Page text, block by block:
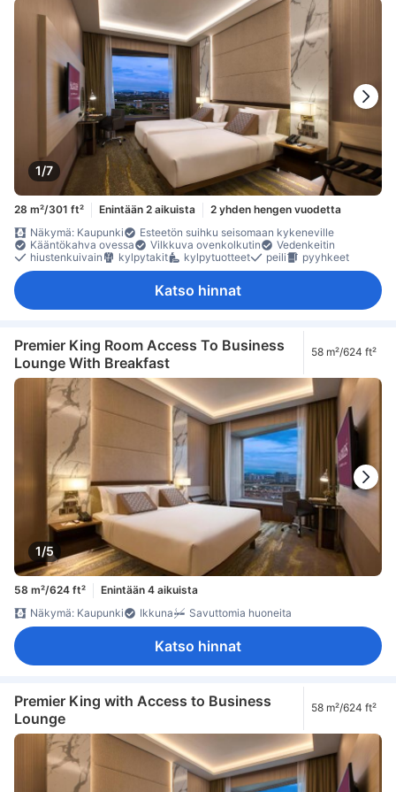
1/7
28 m²/301 ft² Enintään 2 aikuista
2 yhden hengen vuodetta
Näkymä: Kaupunki
Esteetön suihku seisomaan kykeneville
Kääntökahva ovessa
Vilkkuva ovenkolkutin
Vedenkeitin
hiustenkuivain
kylpytakit kylpytuotteet peili pyyhkeet
Katso hinnat
Premier King Room Access To Business
Lounge With Breakfast
58 m²/624 ft²
1/5
58 m²/624 ft²
Enintään 4 aikuista
Näkymä: Kaupunki
Ikkuna Savuttomia huoneita
Katso hinnat
Premier King with Access to Business
Lounge
58 m²/624 ft²